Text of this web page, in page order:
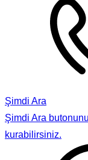
Şimdi Ara
Şimdi Ara
kurabilirsiniz.